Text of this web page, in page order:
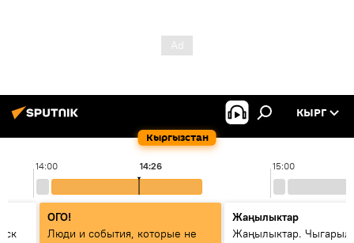
Кыргызстан
КЫРГ
14:00 15:00
14:26
ОГО!
Люди и события, которые не
Жаңылыктар
Жаңылыктар.